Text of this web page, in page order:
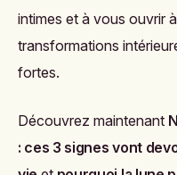
intimes et à vous ouvrir
transformations
fortes.
Découvrez maintenant
: ces 3 signes vont